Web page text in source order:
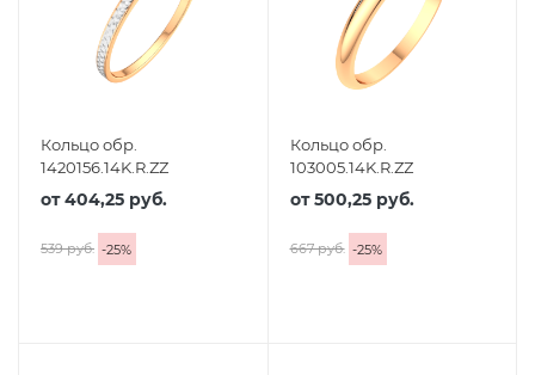
Кольцо обр.
1420156.14K.R.ZZ
от404,25 руб.
539 руб. -25%
Кольцо обр.
103005.14K.R.ZZ
от500,25 руб.
667 руб. -25%